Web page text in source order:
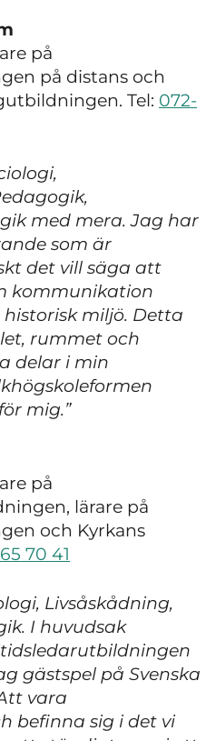
på
på distans och
Tel: 072-
med mera. Jag har
som är
det vill säga att
kommunikation
miljö. Detta
rummet och
delar i min
mig.”
på
lärare på
och Kyrkans
70 41
Livsåskådning,
I huvudsak
gästspel på Svenska
vara
befinna sig i det vi